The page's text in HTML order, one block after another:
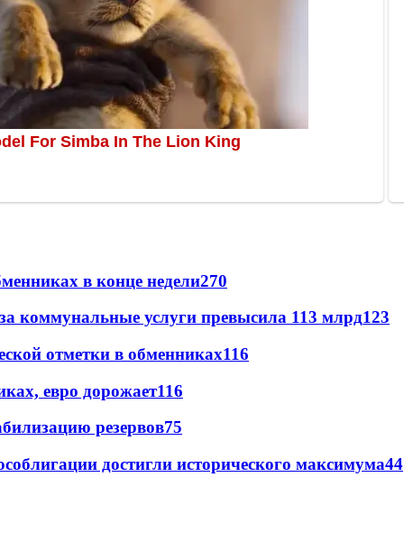
в конце недели270
коммунальные услуги превысила 113 млрд123
отметки в обменниках116
евро дорожает116
резервов75
достигли исторического максимума44